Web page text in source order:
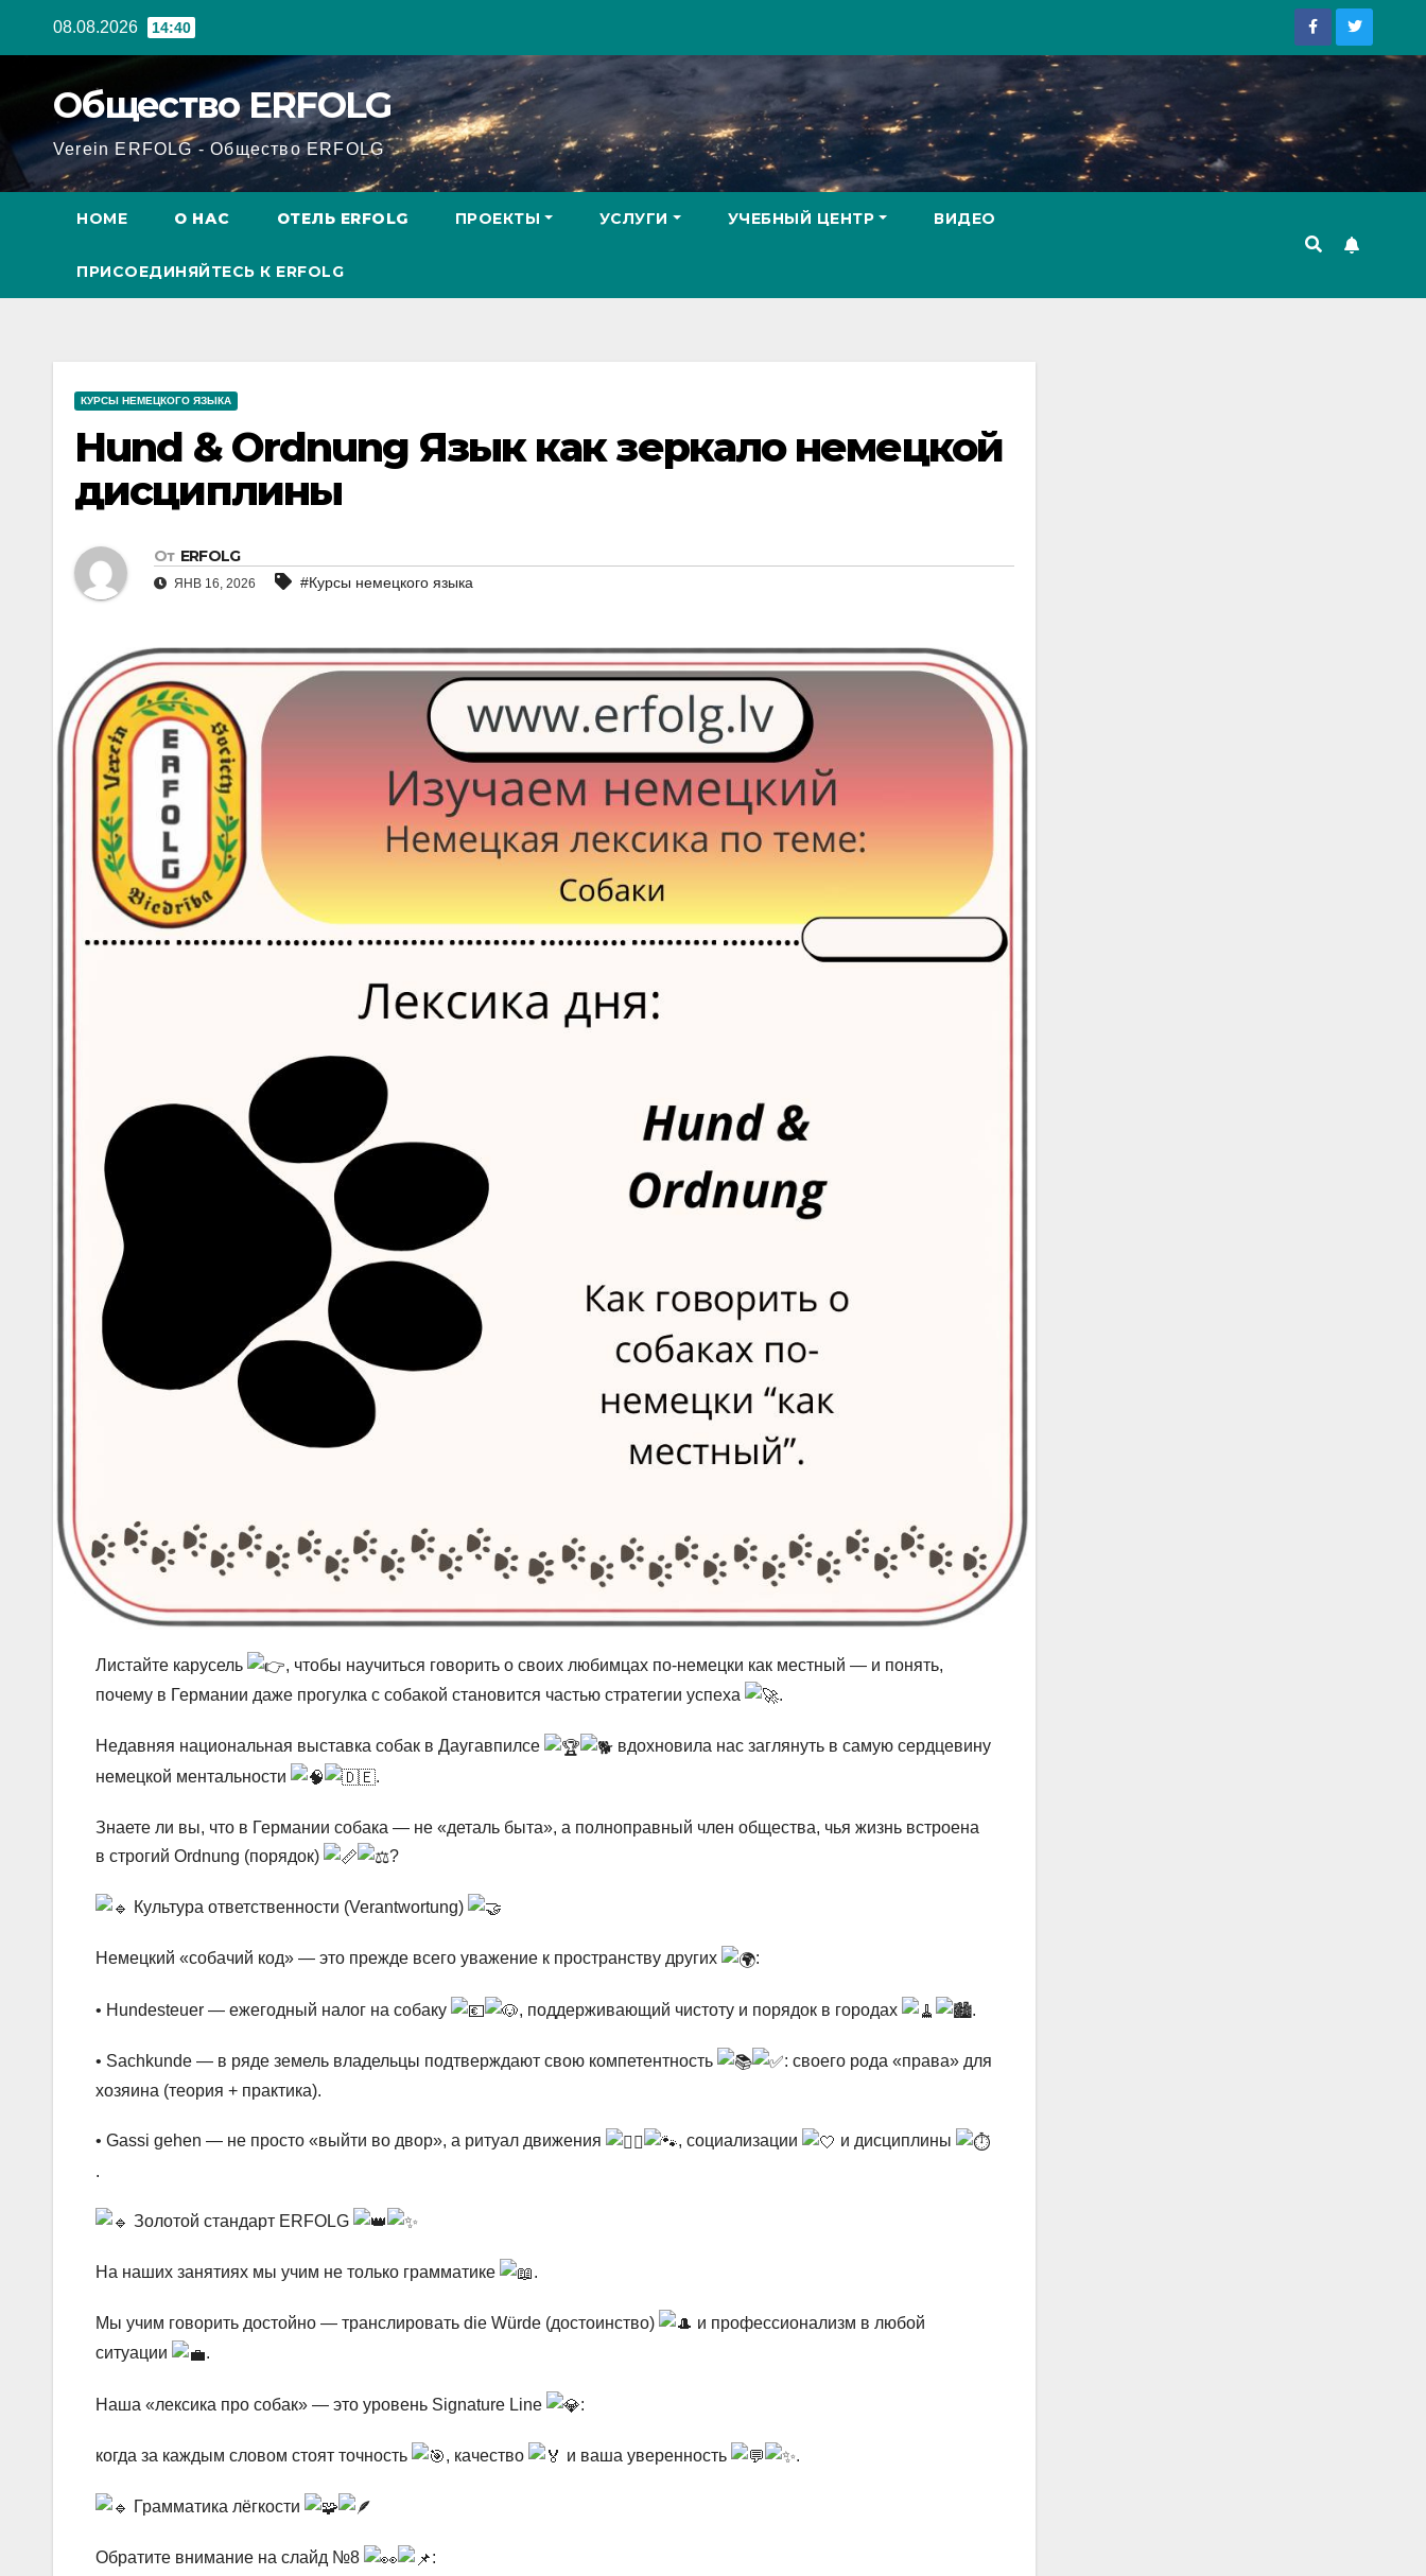
08.08.2026 14:40
Общество ERFOLG
Verein ERFOLG - Общество ERFOLG
HOME О НАС ОТЕЛЬ ERFOLG ПРОЕКТЫ УСЛУГИ УЧЕБНЫЙ ЦЕНТР ВИДЕО
ПРИСОЕДИНЯЙТЕСЬ К ERFOLG
КУРСЫ НЕМЕЦКОГО ЯЗЫКА
Hund & Ordnung Язык как зеркало немецкой
дисциплины
От ERFOLG
ЯНВ 16, 2026 #Курсы немецкого языка
Листайте карусель
, чтобы научиться говорить о своих любимцах по-немецки как местный — и понять,
почему в Германии даже прогулка с собакой становится частью стратегии успеха
.
Недавняя национальная выставка собак в Даугавпилсе
вдохновила нас заглянуть в самую сердцевину
немецкой ментальности
.
Знаете ли вы, что в Германии собака — не «деталь быта», а полноправный член общества, чья жизнь встроена
в строгий Ordnung (порядок)
?
Культура ответственности (Verantwortung)
Немецкий «собачий код» — это прежде всего уважение к пространству других :
• Hundesteuer — ежегодный налог на собаку , поддерживающий чистоту и порядок в городах .
• Sachkunde — в ряде земель владельцы подтверждают свою компетентность
: своего рода «права» для
хозяина (теория + практика).
• Gassi gehen — не просто «выйти во двор», а ритуал движения , социализации
и дисциплины
.
Золотой стандарт ERFOLG
На наших занятиях мы учим не только грамматике .
Мы учим говорить достойно — транслировать die Würde (достоинство)
и профессионализм в любой
ситуации
.
Наша «лексика про собак» — это уровень Signature Line :
когда за каждым словом стоят точность , качество и ваша уверенность .
Грамматика лёгкости
Обратите внимание на слайд №8 :